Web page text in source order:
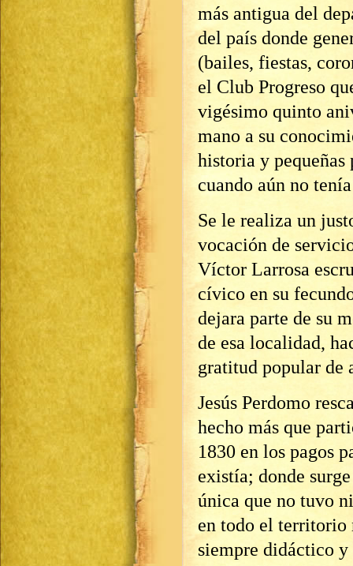
más antigua del
del país donde
(bailes, fiestas,
el Club Progreso
vigésimo quinto
mano a su
historia y
cuando aún no
Se le realiza un
vocación de
Víctor Larrosa
cívico en su
dejara parte de su
de esa localidad,
gratitud popular de
Jesús Perdomo
hecho más que
1830 en los pagos
existía; donde
única que no tuvo
en todo el territorio
siempre didáctico